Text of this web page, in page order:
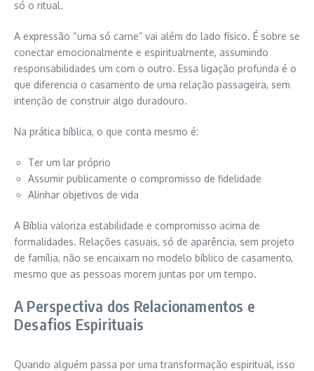
só o ritual.
A expressão “uma só carne” vai além do lado físico. É sobre se
conectar emocionalmente e espiritualmente, assumindo
responsabilidades um com o outro. Essa ligação profunda é o
que diferencia o casamento de uma relação passageira, sem
intenção de construir algo duradouro.
Na prática bíblica, o que conta mesmo é:
Ter um lar próprio
Assumir publicamente o compromisso de fidelidade
Alinhar objetivos de vida
A Bíblia valoriza estabilidade e compromisso acima de
formalidades. Relações casuais, só de aparência, sem projeto
de família, não se encaixam no modelo bíblico de casamento,
mesmo que as pessoas morem juntas por um tempo.
A Perspectiva dos Relacionamentos e
Desafios Espirituais
Quando alguém passa por uma transformação espiritual, isso